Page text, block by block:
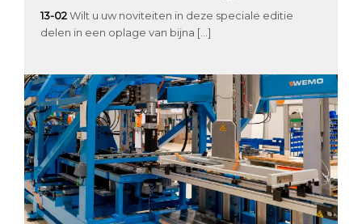
13-02 Wilt u uw noviteiten in deze speciale editie
delen in een oplage van bijna […]